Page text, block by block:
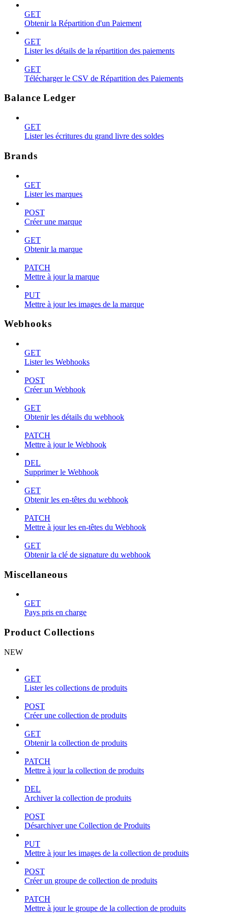
GET
Obtenir la Répartition d'un Paiement
GET
Lister les détails de la répartition des paiements
GET
Télécharger le CSV de Répartition des Paiements
Balance Ledger
GET
Lister les écritures du grand livre des soldes
Brands
GET
Lister les marques
POST
Créer une marque
GET
Obtenir la marque
PATCH
Mettre à jour la marque
PUT
Mettre à jour les images de la marque
Webhooks
GET
Lister les Webhooks
POST
Créer un Webhook
GET
Obtenir les détails du webhook
PATCH
Mettre à jour le Webhook
DEL
Supprimer le Webhook
GET
Obtenir les en-têtes du webhook
PATCH
Mettre à jour les en-têtes du Webhook
GET
Obtenir la clé de signature du webhook
Miscellaneous
GET
Pays pris en charge
Product Collections
NEW
GET
Lister les collections de produits
POST
Créer une collection de produits
GET
Obtenir la collection de produits
PATCH
Mettre à jour la collection de produits
DEL
Archiver la collection de produits
POST
Désarchiver une Collection de Produits
PUT
Mettre à jour les images de la collection de produits
POST
Créer un groupe de collection de produits
PATCH
Mettre à jour le groupe de la collection de produits